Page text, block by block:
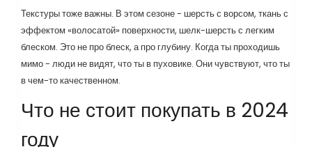
Текстуры тоже важны. В этом сезоне - шерсть с ворсом, ткань с
эффектом «волосатой» поверхности, шелк-шерсть с легким
блеском. Это не про блеск, а про глубину. Когда ты проходишь
мимо - люди не видят, что ты в пуховике. Они чувствуют, что ты
в чем-то качественном.
Что не стоит покупать в 2024
году